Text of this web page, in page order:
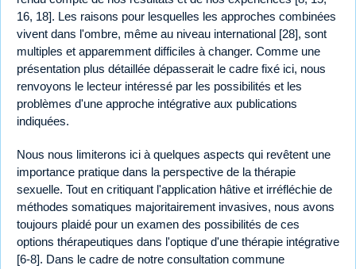
16, 18]. Les raisons pour lesquelles les approches combinées
vivent dans l'ombre, même au niveau international [28], sont
multiples et apparemment difficiles à changer. Comme une
présentation plus détaillée dépasserait le cadre fixé ici, nous
renvoyons le lecteur intéressé par les possibilités et les
problèmes d'une approche intégrative aux publications
indiquées.
Nous nous limiterons ici à quelques aspects qui revêtent une
importance pratique dans la perspective de la thérapie
sexuelle. Tout en critiquant l'application hâtive et irréfléchie de
méthodes somatiques majoritairement invasives, nous avons
toujours plaidé pour un examen des possibilités de ces
options thérapeutiques dans l'optique d'une thérapie intégrative
[6-8]. Dans le cadre de notre consultation commune